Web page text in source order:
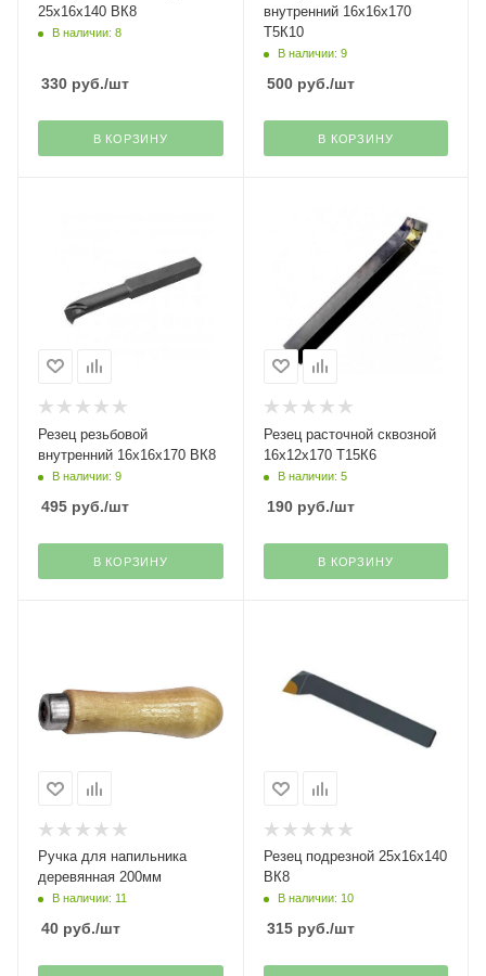
25х16х140 ВК8
В наличии: 8
330 руб./шт
В КОРЗИНУ
внутренний 16х16х170
Т5К10
В наличии: 9
500руб./шт
В КОРЗИНУ
Резец резьбовой
внутренний 16х16х170 ВК8
В наличии: 9
495 руб./шт
В КОРЗИНУ
Резец расточной сквозной
16х12х170 Т15К6
В наличии: 5
190руб./шт
В КОРЗИНУ
Ручка для напильника
деревянная 200мм
В наличии: 11
40 руб./шт
Резец подрезной 25х16х140
ВК8
В наличии: 10
315руб./шт